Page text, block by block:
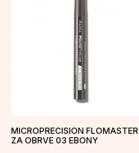
MICROPRECISION FLOMASTER
ZA OBRVE 03 EBONY